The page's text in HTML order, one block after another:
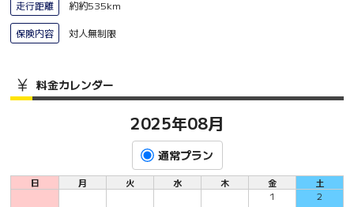
走行距離 約約535km
保険内容 対人無制限
料金カレンダー
2025年08月
通常プラン
日 月 火 水 木 金
土
1
2